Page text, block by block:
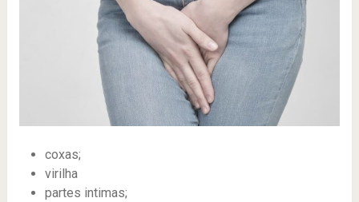
coxas;
virilha
partes intimas;